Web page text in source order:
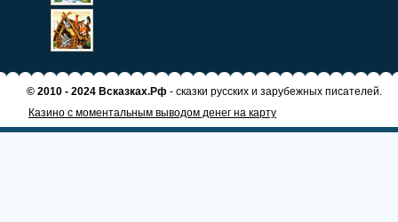
© 2010 - 2024 Всказках.Рф - сказки русских и зарубежных писателей.
Казино с моментальным выводом денег на карту